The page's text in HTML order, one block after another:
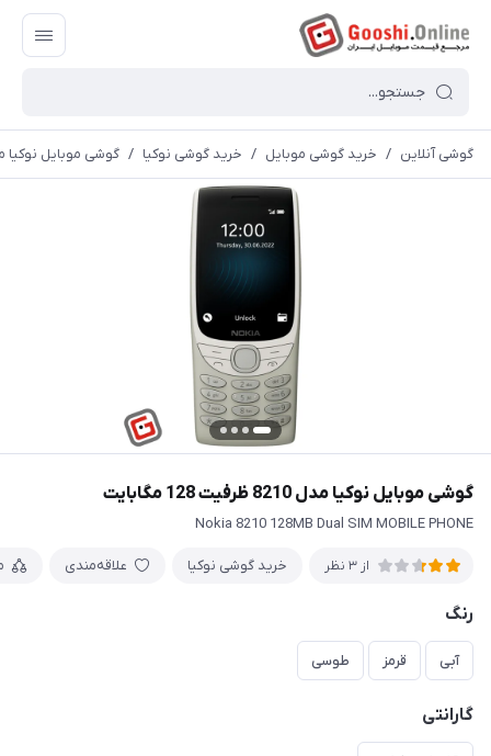
گوشی آنلاین / خرید گوشی موبایل / خرید گوشی نوکیا / گوشی موبایل نوکیا مدل 8210 ظرفیت
گوشی موبایل نوکیا مدل 8210 ظرفیت 128 مگابایت
Nokia 8210 128MB Dual SIM MOBILE PHONE
از 3 نظر خرید گوشی نوکیا علاقه‌مندی
رنگ
آبی قرمز طوسی
گارانتی